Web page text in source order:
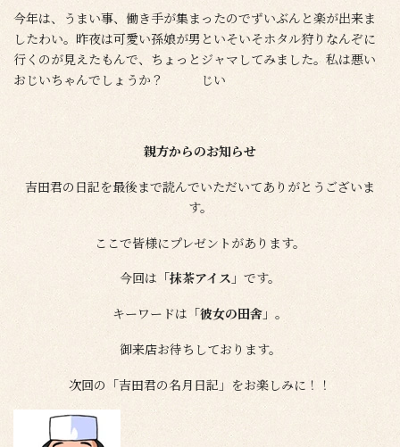
今年は、うまい事、働き手が集まったのでずいぶんと楽が出来ま
したわい。昨夜は可愛い孫娘が男といそいそホタル狩りなんぞに
行くのが見えたもんで、ちょっとジャマしてみました。私は悪い
おじいちゃんでしょうか？ じい
親方からのお知らせ
吉田君の日記を最後まで読んでいただいてありがとうございま
す。
ここで皆様にプレゼントがあります。
今回は 「抹茶アイス」 です。
キーワードは 「彼女の田舎」 。
御来店お待ちしております。
次回の「吉田君の名月日記」をお楽しみに！！